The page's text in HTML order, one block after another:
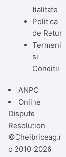
tialitate
Politica
de Retur
Termeni
si
Conditii
ANPC
Online
Dispute
Resolution
©Cheibriceag.r
o 2010-2026